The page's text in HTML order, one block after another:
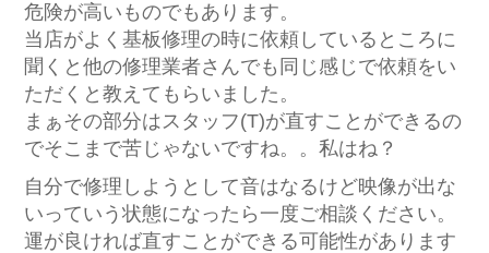
危険が高いものでもあります。
当店がよく基板修理の時に依頼しているところに
聞くと他の修理業者さんでも同じ感じで依頼をい
ただくと教えてもらいました。
まぁその部分はスタッフ(T)が直すことができるの
でそこまで苦じゃないですね。。私はね？
自分で修理しようとして音はなるけど映像が出な
いっていう状態になったら一度ご相談ください。
運が良ければ直すことができる可能性があります